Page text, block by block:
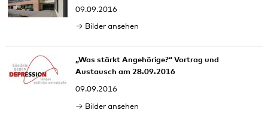
09.09.2016
Bilder ansehen
„Was stärkt Angehörige?“ Vortrag und
Austausch am 28.09.2016
09.09.2016
Bilder ansehen